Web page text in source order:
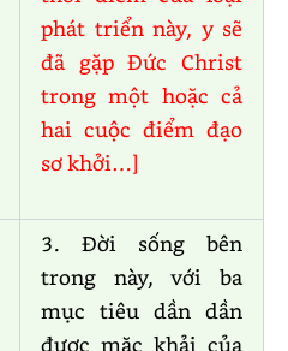
phát triển này, y sẽ
đã gặp Đức Christ
trong một hoặc cả
hai cuộc điểm đạo
sơ khởi…]
3. Đời sống bên
trong này, với ba
mục tiêu dần dần
được mặc khải của